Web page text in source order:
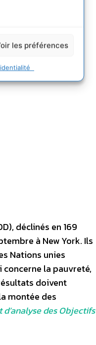
les préférences
déclinés en 169
à New York. Ils
Nations unies
concerne la pauvreté,
doivent
montée des
d’analyse des Objectifs